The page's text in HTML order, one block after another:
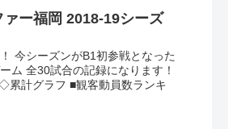
ァー福岡 2018-19シーズ
今シーズンがB1初参戦となった
ム 全30試合の記録になります！
計グラフ ■観客動員数ランキ